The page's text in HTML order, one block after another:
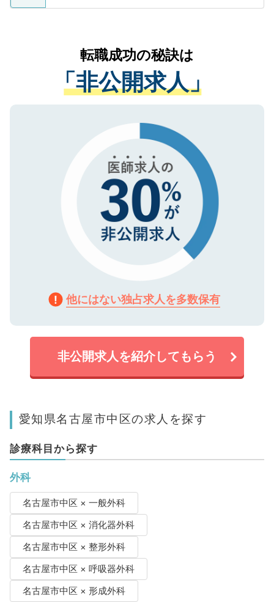
ているすべての個人データはご本人の許可
は、個人情報の取り扱いについての厳密な
管理基準を満たした事業者のみに付与され
る、プライバシーマークを取得済みです。
で、機密保持に関してもご安心ください。
かがいして、現在の医療機関の状況や紹介
経験をまじえながら、適切なアドバイスを
させていただきます。すぐにご転職をされ
ない方には、長期的なサポートが可能です
ので、まずはご登録ください。
転職成功の秘訣は
「非公開求人」
他にはない独占求人を多数保有
非公開求人を紹介してもらう
愛知県名古屋市中区の求人を探す
診療科目から探す
外科
名古屋市中区 × 一般外科
名古屋市中区 × 消化器外科
名古屋市中区 × 整形外科
名古屋市中区 × 呼吸器外科
名古屋市中区 × 形成外科